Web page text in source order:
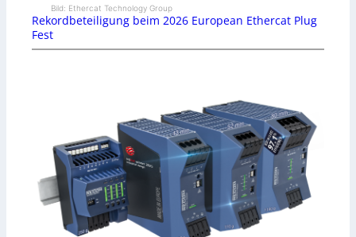
Bild: Ethercat Technology Group
Rekordbeteiligung beim 2026 European Ethercat Plug
Fest